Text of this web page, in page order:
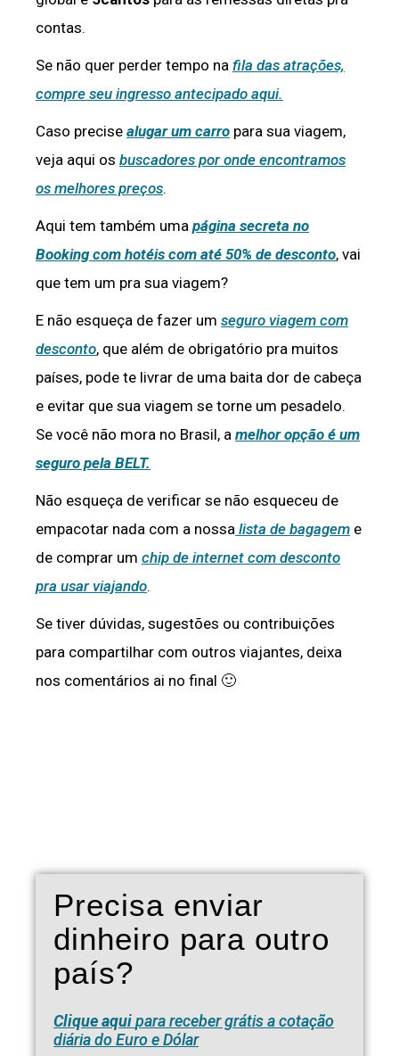
contas.
Se não quer perder tempo na fila das atrações,
compre seu ingresso antecipado aqui.
Caso precise alugar um carro para sua viagem,
veja aqui os buscadores por onde encontramos
os melhores preços.
Aqui tem também uma página secreta no
Booking com hotéis com até 50% de desconto, vai
que tem um pra sua viagem?
E não esqueça de fazer um seguro viagem com
desconto, que além de obrigatório pra muitos
países, pode te livrar de uma baita dor de cabeça
e evitar que sua viagem se torne um pesadelo.
Se você não mora no Brasil, a melhor opção é um
seguro pela BELT.
Não esqueça de verificar se não esqueceu de
empacotar nada com a nossa lista de bagagem e
de comprar um chip de internet com desconto
pra usar viajando.
Se tiver dúvidas, sugestões ou contribuições
para compartilhar com outros viajantes, deixa
nos comentários ai no final 🙂
Precisa enviar
dinheiro para outro
país?
Clique aquipara receber grátis a cotação
diária do Euro e Dólar